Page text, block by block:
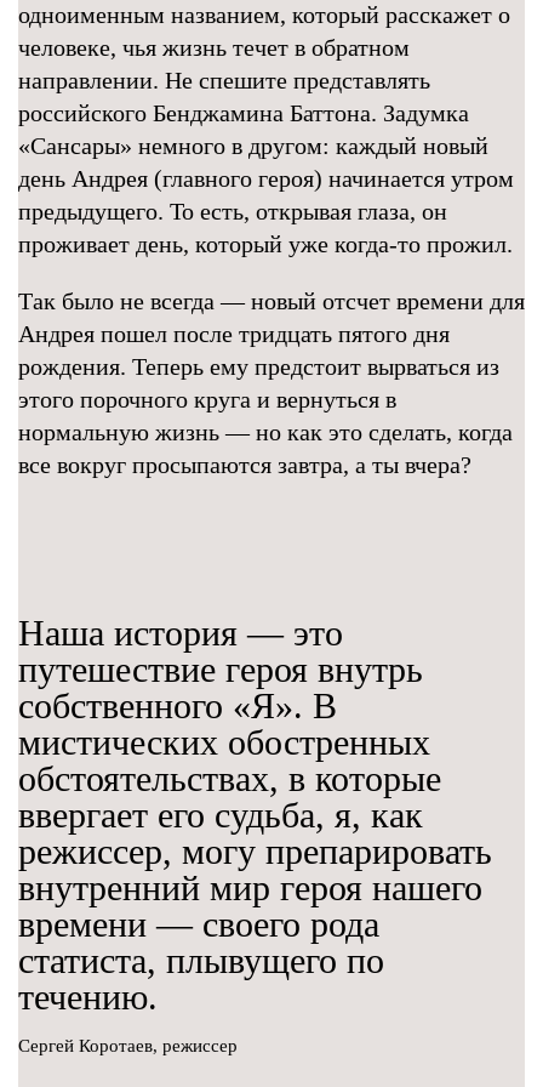
одноименным названием, который расскажет о
человеке, чья жизнь течет в обратном
направлении. Не спешите представлять
российского Бенджамина Баттона. Задумка
«Сансары» немного в другом: каждый новый
день Андрея (главного героя) начинается утром
предыдущего. То есть, открывая глаза, он
проживает день, который уже когда-то прожил.
Так было не всегда — новый отсчет времени для
Андрея пошел после тридцать пятого дня
рождения. Теперь ему предстоит вырваться из
этого порочного круга и вернуться в
нормальную жизнь — но как это сделать, когда
все вокруг просыпаются завтра, а ты вчера?
Наша история — это
путешествие героя внутрь
собственного «Я». В
мистических обостренных
обстоятельствах, в которые
ввергает его судьба, я, как
режиссер, могу препарировать
внутренний мир героя нашего
времени — своего рода
статиста, плывущего по
течению.
Сергей Коротаев, режиссер